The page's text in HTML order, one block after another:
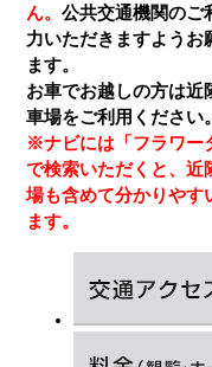
ん。 公共交通機関のご
力いただきますようお
ます。
お車でお越しの方は近
車場をご利用ください。
※ナビには「フラワー
で検索いただくと、近
場も含めて分かりやす
ます。